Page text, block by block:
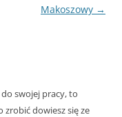
Makoszowy →
swojej pracy, to
zrobić dowiesz się ze